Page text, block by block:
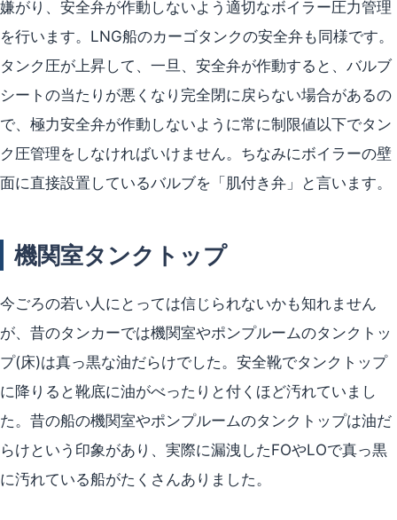
嫌がり、安全弁が作動しないよう適切なボイラー圧力管理
を行います。LNG船のカーゴタンクの安全弁も同様です。
タンク圧が上昇して、一旦、安全弁が作動すると、バルブ
シートの当たりが悪くなり完全閉に戻らない場合があるの
で、極力安全弁が作動しないように常に制限値以下でタン
ク圧管理をしなければいけません。ちなみにボイラーの壁
面に直接設置しているバルブを「肌付き弁」と言います。
機関室タンクトップ
今ごろの若い人にとっては信じられないかも知れません
が、昔のタンカーでは機関室やポンプルームのタンクトッ
プ(床)は真っ黒な油だらけでした。安全靴でタンクトップ
に降りると靴底に油がべったりと付くほど汚れていまし
た。昔の船の機関室やポンプルームのタンクトップは油だ
らけという印象があり、実際に漏洩したFOやLOで真っ黒
に汚れている船がたくさんありました。